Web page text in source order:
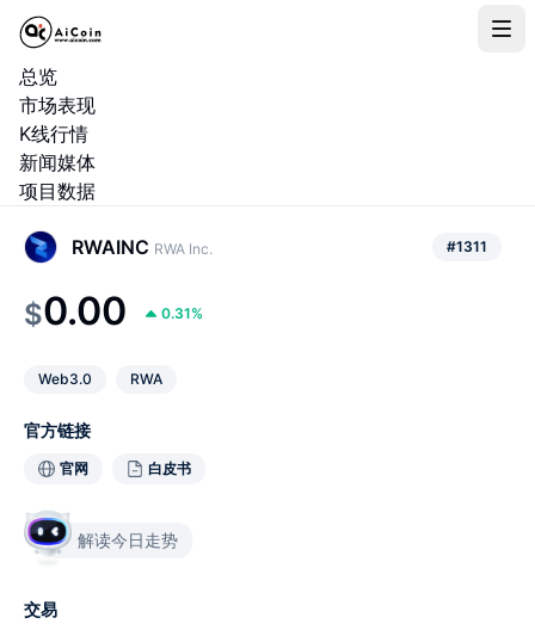
总览
市场表现
K线行情
新闻媒体
项目数据
RWAINC RWA Inc. #1311
$0.00 0.31%
Web3.0 RWA
官方链接
官网 白皮书
解读今日走势
交易